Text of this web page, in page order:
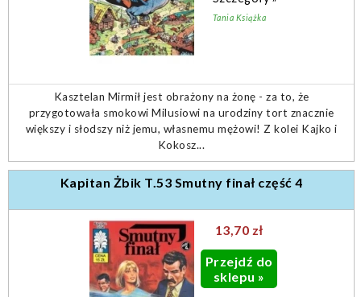
Tania Książka
Kasztelan Mirmił jest obrażony na żonę - za to, że
przygotowała smokowi Milusiowi na urodziny tort znacznie
większy i słodszy niż jemu, własnemu mężowi! Z kolei Kajko i
Kokosz...
Kapitan Żbik T.53 Smutny finał część 4
13,70 zł
Przejdź do
sklepu »